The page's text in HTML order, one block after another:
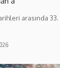
arasında